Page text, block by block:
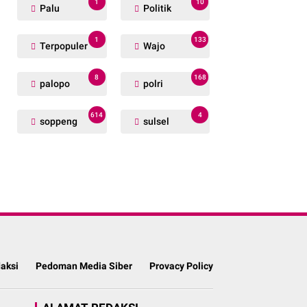
Palu
1
Politik
10
Terpopuler
1
Wajo
133
palopo
8
polri
168
soppeng
614
sulsel
4
Pedoman Media Siber Provacy Policy